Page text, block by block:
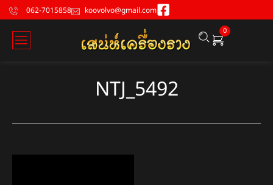
062-7015858 koovolvo@gmail.com
0
NTJ_5492